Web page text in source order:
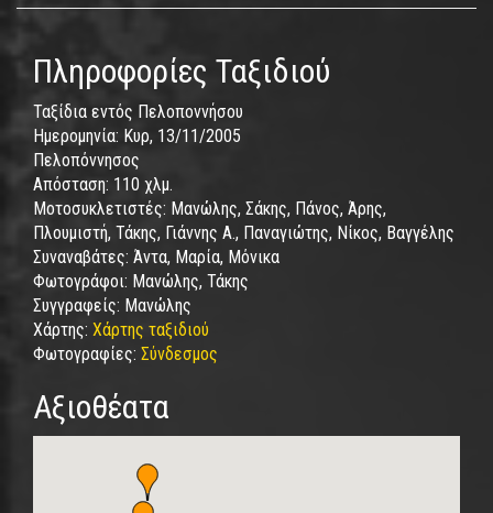
Πληροφορίες Ταξιδιού
Ταξίδια εντός Πελοποννήσου
Ημερομηνία: Κυρ, 13/11/2005
Πελοπόννησος
Απόσταση: 110 χλμ.
Μοτοσυκλετιστές: Μανώλης, Σάκης, Πάνος, Άρης,
Πλουμιστή, Τάκης, Γιάννης Α., Παναγιώτης, Νίκος, Βαγγέλης
Συναναβάτες: Άντα, Μαρία, Μόνικα
Φωτογράφοι: Μανώλης, Τάκης
Συγγραφείς: Μανώλης
Χάρτης: Χάρτης ταξιδιού
Φωτογραφίες: Σύνδεσμος
Αξιοθέατα